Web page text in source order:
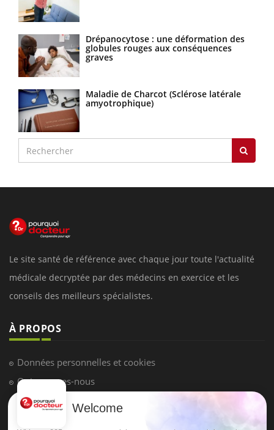
Drépanocytose : une déformation des
globules rouges aux conséquences
graves
Maladie de Charcot (Sclérose latérale
amyotrophique)
Le site santé de référence avec chaque jour toute l'actualité
médicale decryptée par des médecins en exercice et les
conseils des meilleurs spécialistes.
À PROPOS
Données personnelles et cookies
Qui sommes-nous
Conditions d'utilisation
Welcome